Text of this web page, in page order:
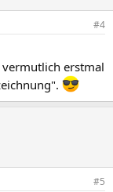
#4
erstmal
#5